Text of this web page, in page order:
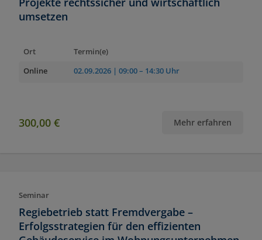
umsetzen
Ort
Termin(e)
Online
02.09.2026 | 09:00 – 14:30 Uhr
300,00 € Mehr erfahren
Seminar
Regiebetrieb statt Fremdvergabe –
Erfolgsstrategien für den effizienten